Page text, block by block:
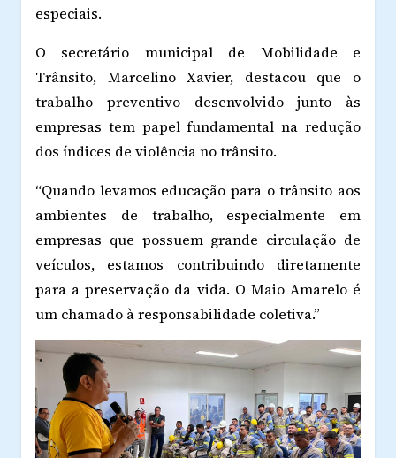
especiais.
O secretário municipal de Mobilidade e
Trânsito, Marcelino Xavier, destacou que o
trabalho preventivo desenvolvido junto às
empresas tem papel fundamental na redução
dos índices de violência no trânsito.
“Quando levamos educação para o trânsito aos
ambientes de trabalho, especialmente em
empresas que possuem grande circulação de
veículos, estamos contribuindo diretamente
para a preservação da vida. O Maio Amarelo é
um chamado à responsabilidade coletiva.”